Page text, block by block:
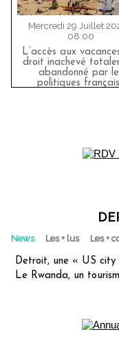
Mercredi 29 Juillet
08:00
L’accès aux
droit inachevé
abandonné par
politiques
News Les + lus Les +
Detroit, une « US city
Le Rwanda, un